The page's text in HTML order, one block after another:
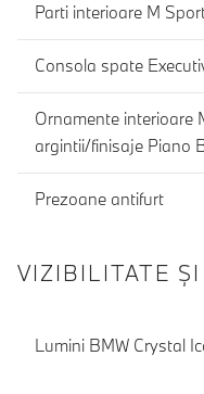
Parti interioare M
Consola spate
Ornamente interioare
argintii/finisaje Piano
Prezoane antifurt
VIZIBILITATE
Lumini BMW Crystal